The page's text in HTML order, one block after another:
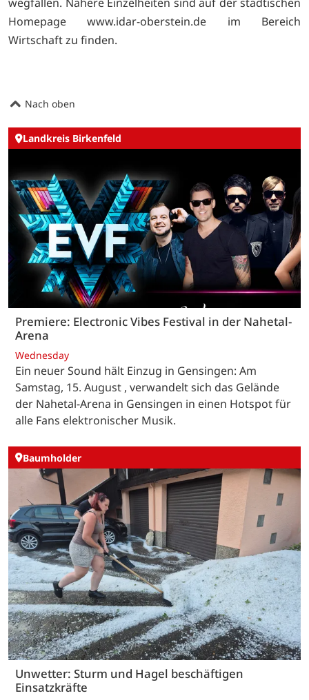
Homepage www.idar-oberstein.de im Bereich
Wirtschaft zu finden.
Nach oben
Landkreis Birkenfeld
Premiere: Electronic Vibes Festival in der Nahetal-
Arena
Wednesday
Ein neuer Sound hält Einzug in Gensingen: Am
Samstag, 15. August , verwandelt sich das Gelände
der Nahetal-Arena in Gensingen in einen Hotspot für
alle Fans elektronischer Musik.
Baumholder
Unwetter: Sturm und Hagel beschäftigen
Einsatzkräfte